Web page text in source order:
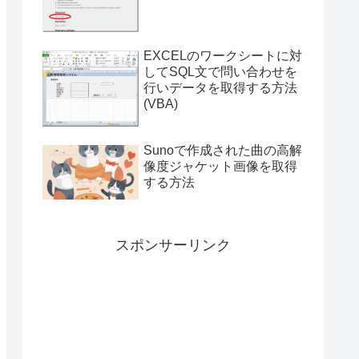
EXCELのワークシートに対
してSQL文で問い合わせを
行いデータを取得する方法
(VBA)
Sunoで作成された曲の高解
像度ジャケット画像を取得
する方法
スポンサーリンク